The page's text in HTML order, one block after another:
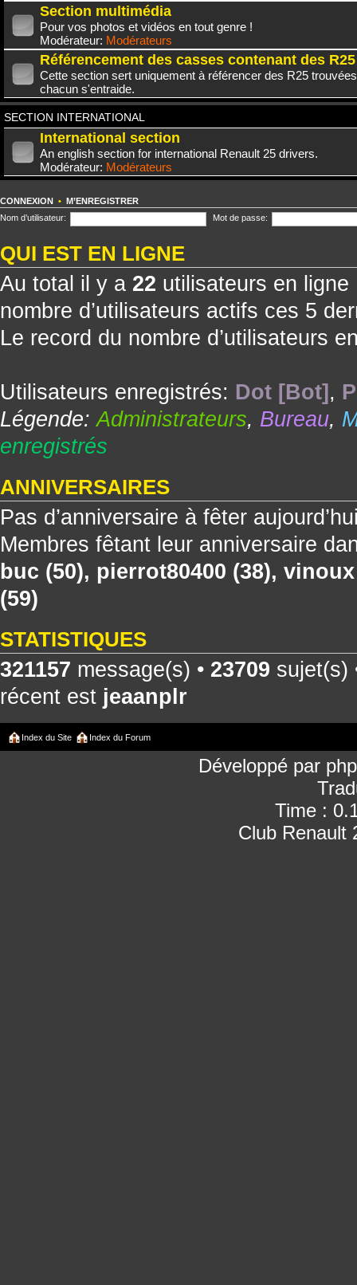
Section multimédia
Pour vos photos et vidéos en tout genre !
Modérateur: Modérateurs
Référencement des casses contenant des R25
Cette section sert uniquement à référencer des R25
chacun s'entraide.
SECTION INTERNATIONAL
International section
An english section for international Renault 25 drivers.
Modérateur: Modérateurs
CONNEXION • M’ENREGISTRER
Nom d’utilisateur:
Mot de passe:
QUI EST EN LIGNE
Au total il y a 22 utilisateurs en
nombre d’utilisateurs actifs ces 5
Le record du nombre d’utilisateurs
Utilisateurs enregistrés: Dot [Bot] ,
Légende:Administrateurs, Bureau,
enregistrés
ANNIVERSAIRES
Pas d’anniversaire à fêter
Membres fêtant leur anniversaire
buc (50), pierrot80400 (38), vinoux
(59)
STATISTIQUES
321157 message(s) • 23709 sujet(s)
récent est jeaanplr
Index du Site Index du Forum
Développé par
Time :
Club Renault